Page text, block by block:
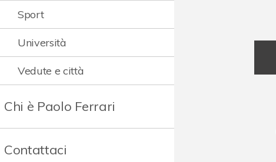
Sport
Università
Vedute e città
Chi è Paolo Ferrari
Contattaci